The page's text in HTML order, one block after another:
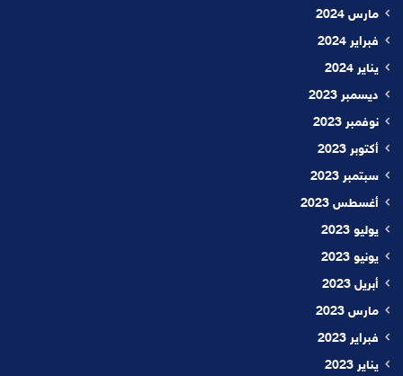
مارس 2024
فبراير 2024
يناير 2024
ديسمبر 2023
نوفمبر 2023
أكتوبر 2023
سبتمبر 2023
أغسطس 2023
يوليو 2023
يونيو 2023
أبريل 2023
مارس 2023
فبراير 2023
يناير 2023